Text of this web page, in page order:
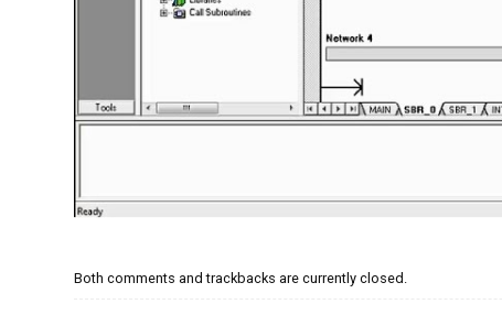
Both comments and trackbacks are currently closed.